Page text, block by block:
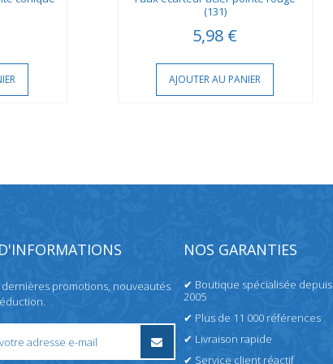
(131)
5,98 €
AJOUTER AU PANIER
dernières promotions, nouveautés
NOS GARANTIES
✔ Boutique spécialisée depuis
2005
✔ Plus de 11 000 références
✔ Livraison rapide
✔ Service client réactif